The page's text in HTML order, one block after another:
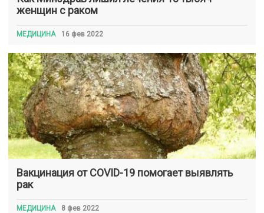
женщин с раком
МЕДИЦИНА 16 фев 2022
Вакцинация от COVID-19 помогает выявлять
рак
МЕДИЦИНА 8 фев 2022